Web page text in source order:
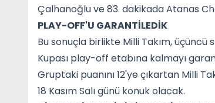
Çalhanoğlu ve 83. dakikada Atanas
PLAY-OFF'U GARANTİLEDİK
Bu sonuçla birlikte Milli Takım, üçüncü
Kupası play-off etabına kalmayı
Gruptaki puanını 12'ye çıkartan Milli
18 Kasım Salı günü konuk olacak.